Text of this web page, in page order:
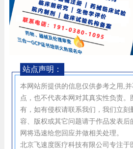
站点声明：
本网站所提供的信息仅供参考之用,
点，也不代表本网对其真实性负责。
有，如有侵权请联系我们，我们立刻
容、版权或其它问题请于作品发表后
网将迅速给您回应并做相关处理。
北京飞速度医疗科技有限公司专注于